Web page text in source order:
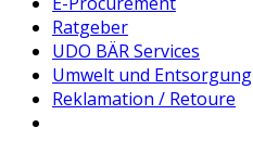
Ratgeber
UDO BÄR Services
Umwelt und Entsorgung
Reklamation / Retoure